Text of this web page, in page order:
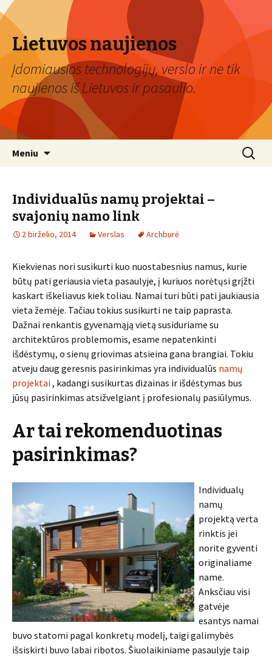
Lietuvos naujienos
Įdomiausios technologijų, verslo ir ne tik
naujienos iš Lietuvos ir pasaulio.
Meniu Ieškoti:
Individualūs namų projektai –
svajonių namo link
2 birželio, 2014 Verslas Archburė
Kiekvienas nori susikurti kuo nuostabesnius namus, kurie
būtų pati geriausia vieta pasaulyje, į kuriuos norėtųsi grįžti
kaskart iškeliavus kiek toliau. Namai turi būti pati jaukiausia
vieta žemėje. Tačiau tokius susikurti ne taip paprasta.
Dažnai renkantis gyvenamąją vietą susiduriame su
architektūros problemomis, esame nepatenkinti
išdėstymų, o sienų griovimas atsieina gana brangiai. Tokiu
atveju daug geresnis pasirinkimas yra individualūs namų
projektai, kadangi susikurtas dizainas ir išdėstymas bus
jūsų pasirinkimas atsižvelgiant į profesionalų pasiūlymus.
Ar tai rekomenduotinas
pasirinkimas?
Individualų
namų
projektą verta
rinktis jei
norite gyventi
originaliame
name.
Anksčiau visi
gatvėje
esantys namai
buvo statomi pagal konkretų modelį, taigi galimybės
išsiskirti buvo labai ribotos. Šiuolaikiniame pasaulyje taip